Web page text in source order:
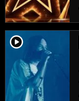
player2